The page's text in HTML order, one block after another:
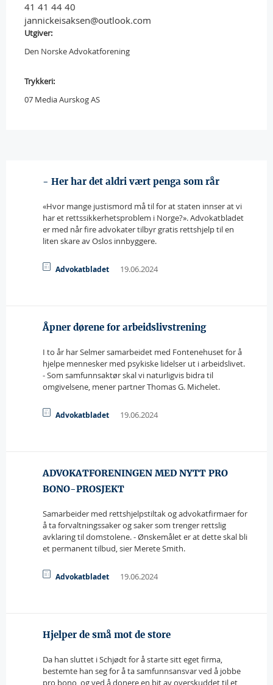
41 41 44 40
jannickeisaksen@outlook.com
Utgiver:
Den Norske Advokatforening
Trykkeri:
07 Media Aurskog AS
- Her har det aldri vært penga som rår
«Hvor mange justismord må til for at staten innser at vi
har et rettssikkerhetsproblem i Norge?». Advokatbladet
er med når fire advokater tilbyr gratis rettshjelp til en
liten skare av Oslos innbyggere.
Advokatbladet 19.06.2024
Åpner dørene for arbeidslivstrening
I to år har Selmer samarbeidet med Fontenehuset for å
hjelpe mennesker med psykiske lidelser ut i arbeidslivet.
- Som samfunnsaktør skal vi naturligvis bidra til
omgivelsene, mener partner Thomas G. Michelet.
Advokatbladet 19.06.2024
ADVOKATFORENINGEN MED NYTT PRO
BONO-PROSJEKT
Samarbeider med rettshjelpstiltak og advokatfirmaer for
å ta forvaltningssaker og saker som trenger rettslig
avklaring til domstolene. - Ønskemålet er at dette skal bli
et permanent tilbud, sier Merete Smith.
Advokatbladet 19.06.2024
Hjelper de små mot de store
Da han sluttet i Schjødt for å starte sitt eget firma,
bestemte han seg for å ta samfunnsansvar ved å jobbe
pro bono, og ved å donere en bit av overskuddet til et